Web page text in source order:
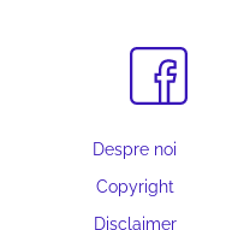
Despre noi
Copyright
Disclaimer